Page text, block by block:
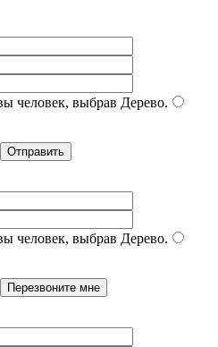
человек, выбрав Дерево.
человек, выбрав Дерево.